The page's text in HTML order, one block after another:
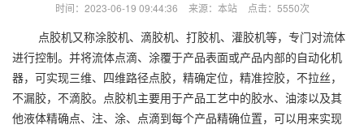
时间：2023-06-19 09:44:36 来源：本站 点击：5550次
点胶机又称涂胶机、滴胶机、打胶机、灌胶机等，专门对流体
进行控制。并将流体点滴、涂覆于产品表面或产品内部的自动化机
器，可实现三维、四维路径点胶，精确定位，精准控胶，不拉丝，
不漏胶，不滴胶。点胶机主要用于产品工艺中的胶水、油漆以及其
他液体精确点、注、涂、点滴到每个产品精确位置，可以用来实现